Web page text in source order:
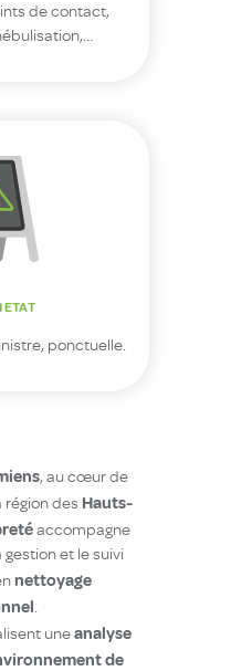
de contact,
ETAT
ponctuelle.
, au cœur de
région des Hauts-
accompagne
et le suivi
nettoyage
.
uneanalyse
de